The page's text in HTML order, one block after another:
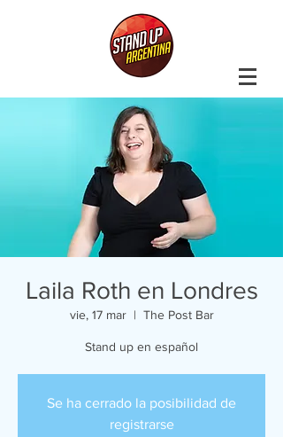
Laila Roth en Londres
vie, 17 mar
  |
The Post Bar
Stand up en español
Se ha cerrado la posibilidad de
registrarse